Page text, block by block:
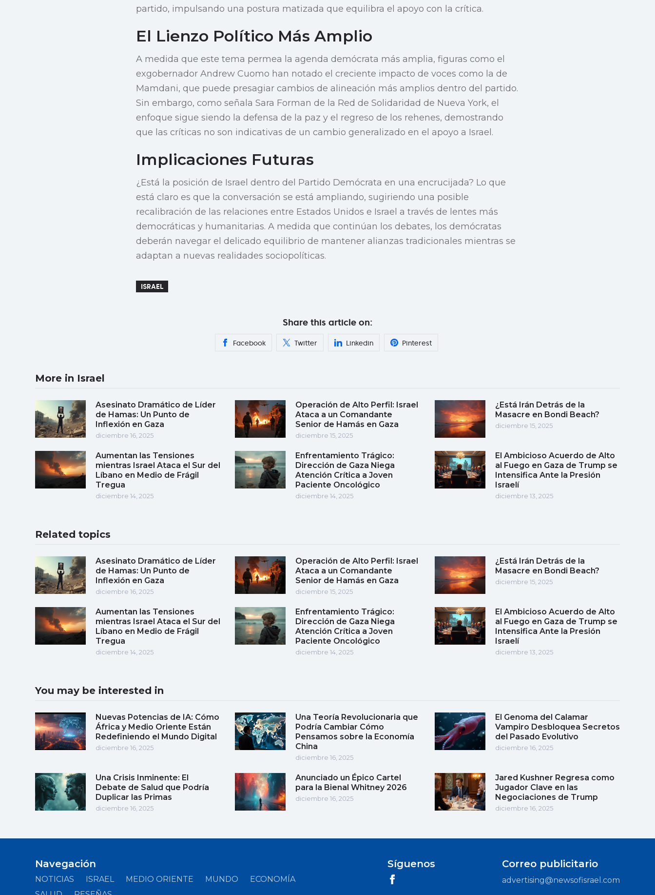
partido, impulsando una postura matizada que equilibra el apoyo con la crítica.
El Lienzo Político Más Amplio
A medida que este tema permea la agenda demócrata más amplia, figuras como el
exgobernador Andrew Cuomo han notado el creciente impacto de voces como la de
Mamdani, que puede presagiar cambios de alineación más amplios dentro del partido.
Sin embargo, como señala Sara Forman de la Red de Solidaridad de Nueva York, el
enfoque sigue siendo la defensa de la paz y el regreso de los rehenes, demostrando
que las críticas no son indicativas de un cambio generalizado en el apoyo a Israel.
Implicaciones Futuras
¿Está la posición de Israel dentro del Partido Demócrata en una encrucijada? Lo que
está claro es que la conversación se está ampliando, sugiriendo una posible
recalibración de las relaciones entre Estados Unidos e Israel a través de lentes más
democráticas y humanitarias. A medida que continúan los debates, los demócratas
deberán navegar el delicado equilibrio de mantener alianzas tradicionales mientras se
adaptan a nuevas realidades sociopolíticas.
ISRAEL
Share this article on:
Facebook Twitter Linkedin Pinterest
More in Israel
Asesinato Dramático de Líder
de Hamas: Un Punto de
Inflexión en Gaza
diciembre 16, 2025
Operación de Alto Perfil: Israel
Ataca a un Comandante
Senior de Hamás en Gaza
diciembre 15, 2025
¿Está Irán Detrás de la
Masacre en Bondi Beach?
diciembre 15, 2025
Aumentan las Tensiones
mientras Israel Ataca el Sur del
Líbano en Medio de Frágil
Tregua
diciembre 14, 2025
Enfrentamiento Trágico:
Dirección de Gaza Niega
Atención Crítica a Joven
Paciente Oncológico
diciembre 14, 2025
El Ambicioso Acuerdo de Alto
al Fuego en Gaza de Trump se
Intensifica Ante la Presión
Israelí
diciembre 13, 2025
Related topics
Asesinato Dramático de Líder
de Hamas: Un Punto de
Inflexión en Gaza
diciembre 16, 2025
Operación de Alto Perfil: Israel
Ataca a un Comandante
Senior de Hamás en Gaza
diciembre 15, 2025
¿Está Irán Detrás de la
Masacre en Bondi Beach?
diciembre 15, 2025
Aumentan las Tensiones
mientras Israel Ataca el Sur del
Líbano en Medio de Frágil
Tregua
diciembre 14, 2025
Enfrentamiento Trágico:
Dirección de Gaza Niega
Atención Crítica a Joven
Paciente Oncológico
diciembre 14, 2025
El Ambicioso Acuerdo de Alto
al Fuego en Gaza de Trump se
Intensifica Ante la Presión
Israelí
diciembre 13, 2025
You may be interested in
Nuevas Potencias de IA: Cómo
África y Medio Oriente Están
Redefiniendo el Mundo Digital
diciembre 16, 2025
Una Teoría Revolucionaria que
Podría Cambiar Cómo
Pensamos sobre la Economía
China
diciembre 16, 2025
El Genoma del Calamar
Vampiro Desbloquea Secretos
del Pasado Evolutivo
diciembre 16, 2025
Una Crisis Inminente: El
Debate de Salud que Podría
Duplicar las Primas
diciembre 16, 2025
Anunciado un Épico Cartel
para la Bienal Whitney 2026
diciembre 16, 2025
Jared Kushner Regresa como
Jugador Clave en las
Negociaciones de Trump
diciembre 16, 2025
Navegación
NOTICIAS ISRAEL MEDIO ORIENTE MUNDO
ECONOMÍA
Síguenos Correo publicitario
advertising@newsofisrael.com